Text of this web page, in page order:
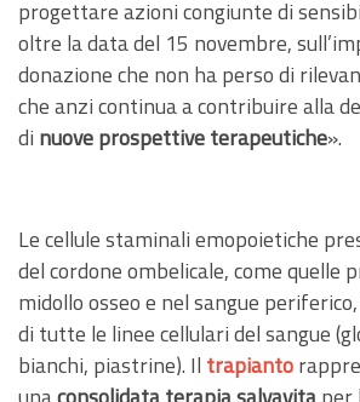
progettare azioni congiunte di
oltre la data del 15 novembre,
donazione che non ha perso di
che anzi continua a contribuire alla
di nuove prospettive terapeutiche».
Le cellule staminali emopoietiche
del cordone ombelicale, come quelle
midollo osseo e nel sangue
di tutte le linee cellulari del sangue
bianchi, piastrine). Il trapianto